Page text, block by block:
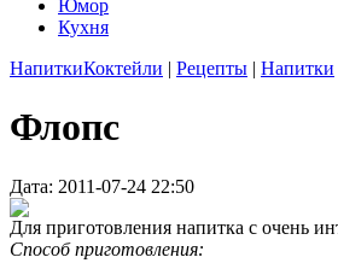
Юмор
Кухня
НапиткиКоктейли | Рецепты | Напитки
Флопс
Дата: 2011-07-24 22:50
Для приготовления напитка с очень
Способ приготовления: